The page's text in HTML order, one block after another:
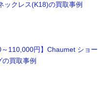
ックレス(K18)の買取事例
～110,000円】Chaumet ショー
の買取事例